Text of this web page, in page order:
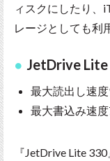
ィスクにしたり、
レージとしても利
JetDrive
最大読出し速
最大書込み速
『JetDrive Lite